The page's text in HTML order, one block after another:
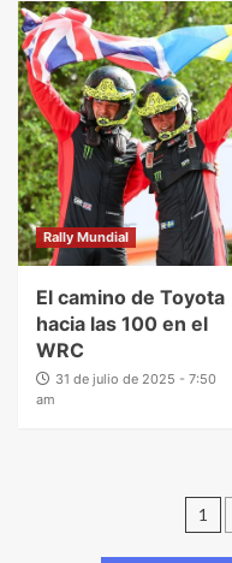
Rally Mundial
El camino de Toyota
hacia las 100 en el
WRC
31 de julio de 2025 - 7:50
am
1